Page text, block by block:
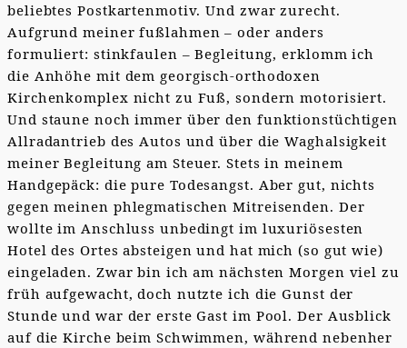
beliebtes Postkartenmotiv. Und zwar zurecht.
Aufgrund meiner fußlahmen – oder anders
formuliert: stinkfaulen – Begleitung, erklomm ich
die Anhöhe mit dem georgisch-orthodoxen
Kirchenkomplex nicht zu Fuß, sondern motorisiert.
Und staune noch immer über den funktionstüchtigen
Allradantrieb des Autos und über die Waghalsigkeit
meiner Begleitung am Steuer. Stets in meinem
Handgepäck: die pure Todesangst. Aber gut, nichts
gegen meinen phlegmatischen Mitreisenden. Der
wollte im Anschluss unbedingt im luxuriösesten
Hotel des Ortes absteigen und hat mich (so gut wie)
eingeladen. Zwar bin ich am nächsten Morgen viel zu
früh aufgewacht, doch nutzte ich die Gunst der
Stunde und war der erste Gast im Pool. Der Ausblick
auf die Kirche beim Schwimmen, während nebenher